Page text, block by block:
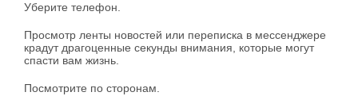
Уберите телефон.
Просмотр ленты новостей или переписка в мессенджере
крадут драгоценные секунды внимания, которые могут
спасти вам жизнь.
Посмотрите по сторонам.